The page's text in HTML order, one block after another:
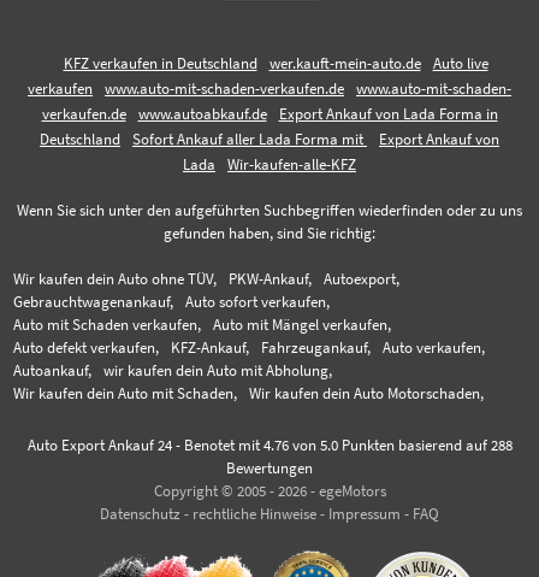
KFZ verkaufen in Deutschland wer.kauft-mein-auto.de
Auto live
verkaufen
www.auto-mit-schaden-verkaufen.de
www.auto-mit-schaden-
verkaufen.de
www.autoabkauf.de
Export Ankauf von Lada Forma in
Deutschland
Sofort Ankauf aller Lada Forma mit
Export Ankauf von
Lada
Wir-kaufen-alle-KFZ
Wenn Sie sich unter den aufgeführten Suchbegriffen wiederfinden oder zu uns
gefunden haben, sind Sie richtig:
Wir kaufen dein Auto ohne TÜV, PKW-Ankauf,
Autoexport,
Gebrauchtwagenankauf,
Auto sofort verkaufen,
Auto mit Schaden verkaufen,
Auto mit Mängel verkaufen,
Auto defekt verkaufen,
KFZ-Ankauf, Fahrzeugankauf,
Auto verkaufen,
Autoankauf,
wir kaufen dein Auto mit Abholung,
Wir kaufen dein Auto mit Schaden,
Wir kaufen dein Auto Motorschaden,
Auto Export Ankauf 24- Benotet mit 4.76von 5.0 Punkten basierend auf 288
Bewertungen
Copyright © 2005 - 2026 - egeMotors
Datenschutz - rechtliche Hinweise - Impressum - FAQ